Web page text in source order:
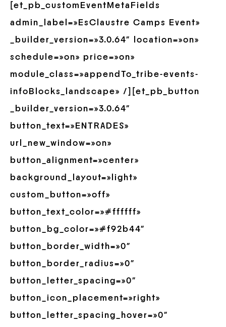
[et_pb_customEventMetaFields
admin_label=»EsClaustre Camps Event»
_builder_version=»3.0.64″ location=»on»
schedule=»on» price=»on»
module_class=»appendTo_tribe-events-
infoBlocks_landscape» /][et_pb_button
_builder_version=»3.0.64″
button_text=»ENTRADES»
url_new_window=»on»
button_alignment=»center»
background_layout=»light»
custom_button=»off»
button_text_color=»#ffffff»
button_bg_color=»#f92b44″
button_border_width=»0″
button_border_radius=»0″
button_letter_spacing=»0″
button_icon_placement=»right»
button_letter_spacing_hover=»0″